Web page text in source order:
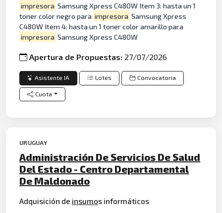
impresora Samsung Xpress C480W Item 3: hasta un 1
toner color negro para impresora Samsung Xpress
C480W Item 4: hasta un 1 toner color amarillo para
impresora Samsung Xpress C480W
Apertura de Propuestas: 27/07/2026
Asistente IA Lotes Convocatoria
Cuota
URUGUAY
Administración De Servicios De Salud
Del Estado - Centro Departamental
De Maldonado
Adquisición de insumos informáticos